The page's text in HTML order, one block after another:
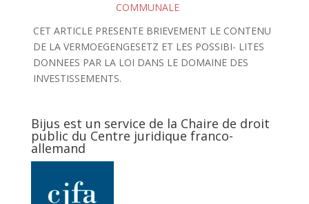
COMMUNALE
CET ARTICLE PRESENTE BRIEVEMENT LE CONTENU
DE LA VERMOEGENGESETZ ET LES POSSIBI- LITES
DONNEES PAR LA LOI DANS LE DOMAINE DES
INVESTISSEMENTS.
Bijus est un service de la Chaire de droit
public du Centre juridique franco-
allemand